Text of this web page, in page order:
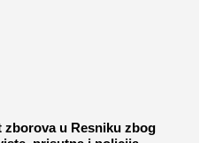
zborova u Resniku zbog